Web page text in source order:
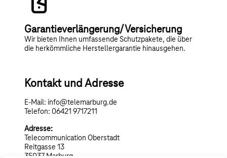
Garantieverlängerung/ Versicherung
Wir bieten Ihnen umfassende Schutzpakete, die über
die herkömmliche Herstellergarantie hinausgehen.
Kontakt und Adresse
E-Mail: info@telemarburg.de
Telefon: 06421 9717211
Adresse:
Telecommunication Oberstadt
Reitgasse 13